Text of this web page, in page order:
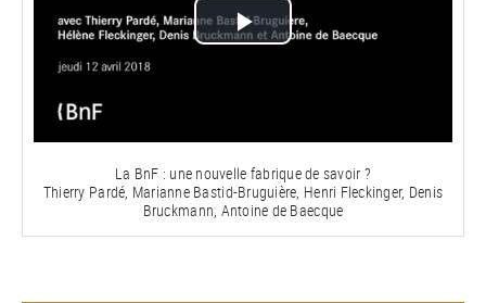
Lire
vidéo
La BnF : une nouvelle fabrique de savoir ?
Thierry Pardé, Marianne Bastid-Bruguière, Henri Fleckinger, Denis
Bruckmann, Antoine de Baecque